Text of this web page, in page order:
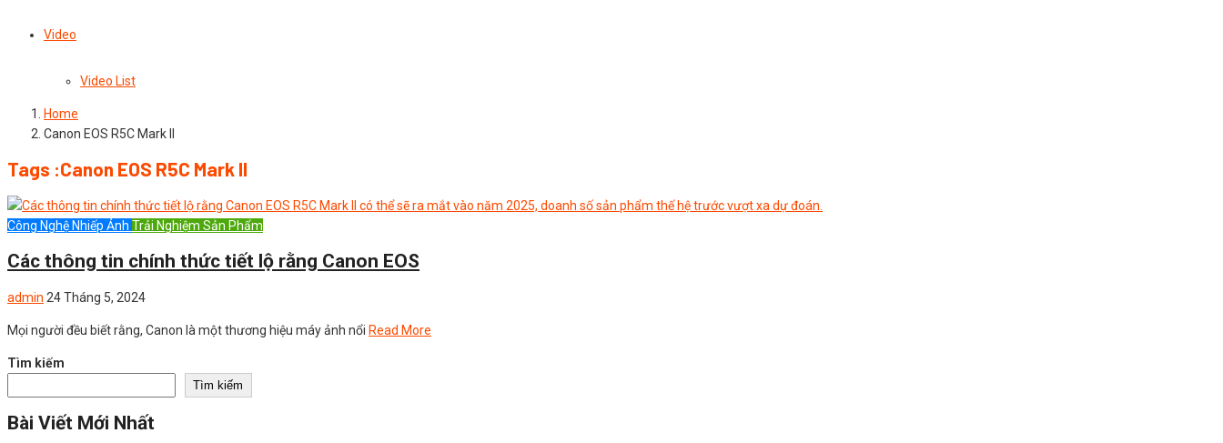
Video
Video List
Home
Canon EOS R5C Mark II
Tags :Canon EOS R5C Mark II
Công Nghệ Nhiếp Ảnh Trải Nghiệm Sản Phẩm
Các thông tin chính thức tiết lộ rằng Canon EOS
admin 24 Tháng 5, 2024
Mọi người đều biết rằng, Canon là một thương hiệu máy ảnh nổi Read More
Tìm kiếm
Tìm kiếm
Bài Viết Mới Nhất